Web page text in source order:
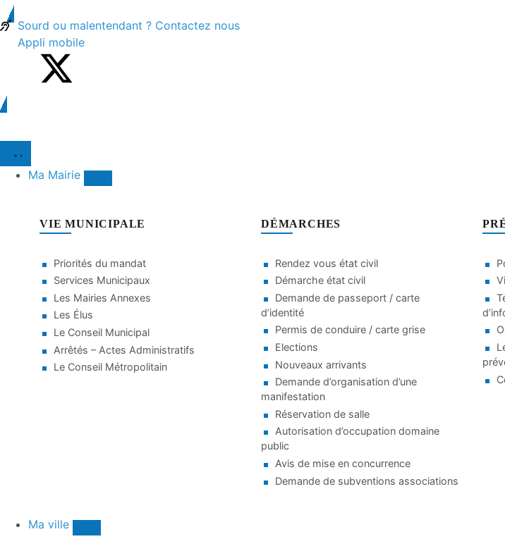
principal
Sourd ou malentendant ? Contactez nous
Appli mobile
Ma Mairie
VIE MUNICIPALE
Priorités du mandat
Services Municipaux
Les Mairies Annexes
Les Élus
Le Conseil Municipal
Arrêtés – Actes Administratifs
Le Conseil Métropolitain
DÉMARCHES
Rendez vous état civil
Démarche état civil
Demande de passeport / carte
d’identité
Permis de conduire / carte grise
Elections
Nouveaux arrivants
Demande d’organisation d’une
manifestation
Réservation de salle
Autorisation d’occupation domaine
public
Avis de mise en concurrence
Demande de subventions associations
Ma ville